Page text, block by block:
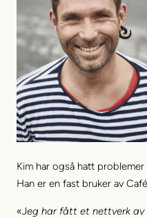
Kim har også hatt
Han er en fast bruker av
«Jeg har fått et nettverk av